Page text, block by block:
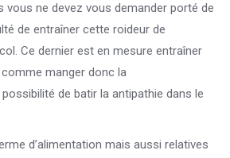
vous ne devez vous demander porté de
de entraîner cette roideur de
Ce dernier est en mesure entraîner
manger donc la
de batir la antipathie dans le
d’alimentation mais aussi relatives